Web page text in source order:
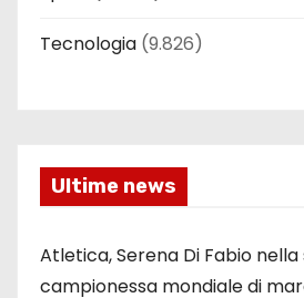
Tecnologia (9.826)
Ultime news
Atletica, Serena Di Fabio nella
campionessa mondiale di